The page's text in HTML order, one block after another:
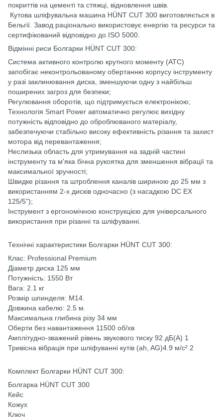
покриттів на цементі та стяжці, відновлення швів.
Кутова шліфувальна машина HÜNT CUT 300 виготовляється в
Бельгії. Завод раціонально використовує енергію та ресурси та
сертифікований відповідно до ISO 5000.
Відмінні риси Болгарки HÜNT CUT 300:
Система активного контролю крутного моменту (ATC)
запобігає неконтрольованому обертанню корпусу інструменту
у разі заклинювання диска, зменшуючи одну з найбільш
поширених загроз для безпеки;
Регулювання оборотів, що підтримується електронікою;
Технологія Smart Power автоматично регулює вихідну
потужність відповідно до оброблюваного матеріалу,
забезпечуючи стабільно високу ефективність різання та захист
мотора від перевантаження;
Неслизька область для утримування на задній частині
інструменту та м'яка бічна рукоятка для зменшення вібрації та
максимальної зручності;
Швидке різання та штроблення каналів шириною до 25 мм з
використанням 2-х дисків одночасно (з насадкою DC EX
125/5");
Інструмент з ергономічною конструкцією для універсального
використання при різанні та шліфуванні.
Технічні характеристики Болгарки HÜNT CUT 300:
Клас: Professional Premium
Діаметр диска 125 мм
Потужність: 1550 Вт
Вага: 2.1 кг
Розмір шпинделя: М14.
Довжина кабелю: 2.5 м.
Максимальна глибина різу 34 мм
Оберти без навантаження 11500 об/хв
Амплітудно-зважений рівень звукового тиску 92 дБ(А) 1
Тривісна вібрація при шліфуванні кутів (ah, AG)4.9 м/с² 2
Комплект Болгарки HÜNT CUT 300:
Болгарка HÜNT CUT 300
Кейс
Кожух
Ключ